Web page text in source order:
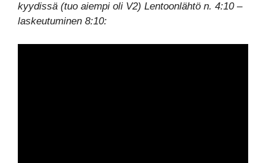
kyydissä (tuo aiempi oli V2) Lentoonlähtö n. 4:10 –
laskeutuminen 8:10: